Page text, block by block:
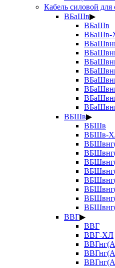
Кабель силовой
ВБаШв▶
ВБаШв
ВБаШв-
ВБШв▶
ВБШв
ВБШв-
ВВГ▶
ВВГ
ВВГ-ХЛ